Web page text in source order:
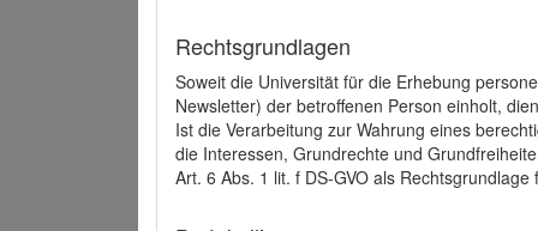
Rechtsgrundlagen
Soweit die Universität für die Erhebung
Newsletter) der betroffenen Person einholt,
Ist die Verarbeitung zur Wahrung eines
die Interessen, Grundrechte und
Art. 6 Abs. 1 lit. f DS-GVO als